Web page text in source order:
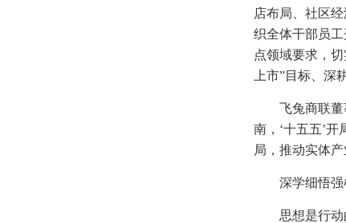
店布局、社区
织全体干部员
点领域要求，
上市”目标、深
飞兔商联
南，‘十五五’
局，推动实体
深学细悟
思想是行